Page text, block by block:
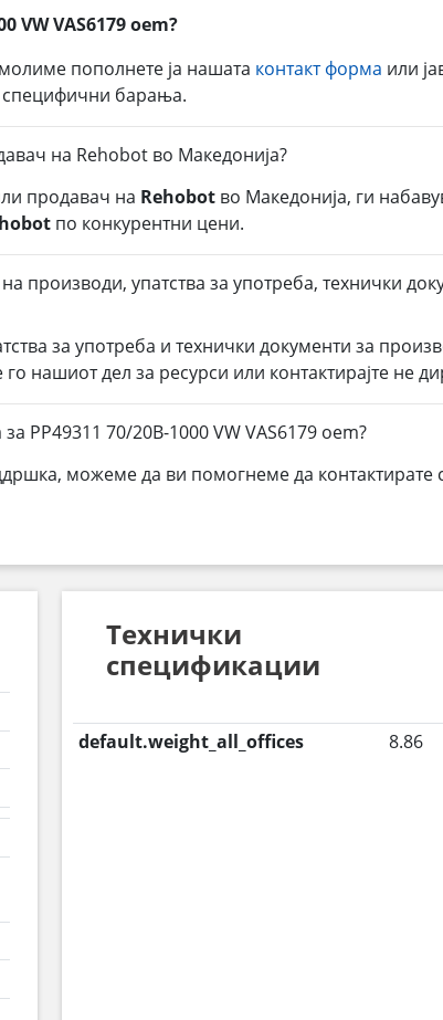
VW VAS6179 oem?
пополнете ја нашата контакт форма или
специфични барања.
на Rehobot во Македонија?
продавач на Rehobot во Македонија, ги
по конкурентни цени.
производи, упатства за употреба, технички
за употреба и технички документи за
нашиот дел за ресурси или контактирајте не
PP49311 70/20B-1000 VW VAS6179 oem?
можеме да ви помогнеме да контактирате
Технички
спецификации
default.weight_all_offices 8.86